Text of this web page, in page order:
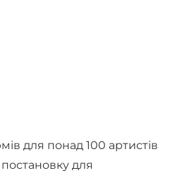
для понад 100 артистів
для